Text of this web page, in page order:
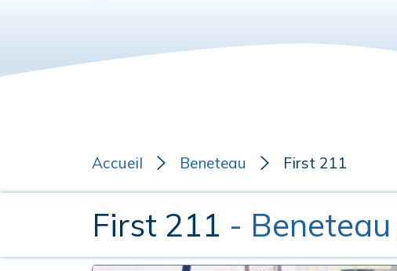
Accueil Beneteau First 211
First 211 - Beneteau